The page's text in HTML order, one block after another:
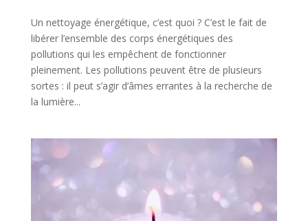
Un nettoyage énergétique, c’est quoi ? C’est le fait de
libérer l’ensemble des corps énergétiques des
pollutions qui les empêchent de fonctionner
pleinement. Les pollutions peuvent être de plusieurs
sortes : il peut s’agir d’âmes errantes à la recherche de
la lumière...